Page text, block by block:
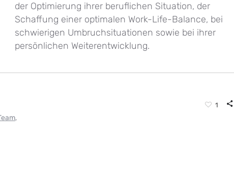
der Optimierung ihrer beruflichen Situation, der
Schaffung einer optimalen Work-Life-Balance, bei
schwierigen Umbruchsituationen sowie bei ihrer
persönlichen Weiterentwicklung.
,
1